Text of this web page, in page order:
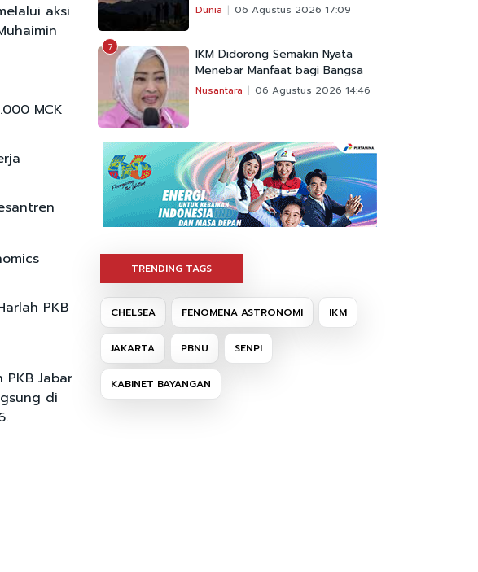
aksi
MCK
PKB
Jabar
di
Dunia 06 Agustus 2026 17:09
7
IKM Didorong Semakin Nyata
Menebar Manfaat bagi Bangsa
Nusantara 06 Agustus 2026 14:46
TRENDING TAGS
CHELSEA FENOMENA ASTRONOMI IKM
JAKARTA PBNU SENPI
KABINET BAYANGAN